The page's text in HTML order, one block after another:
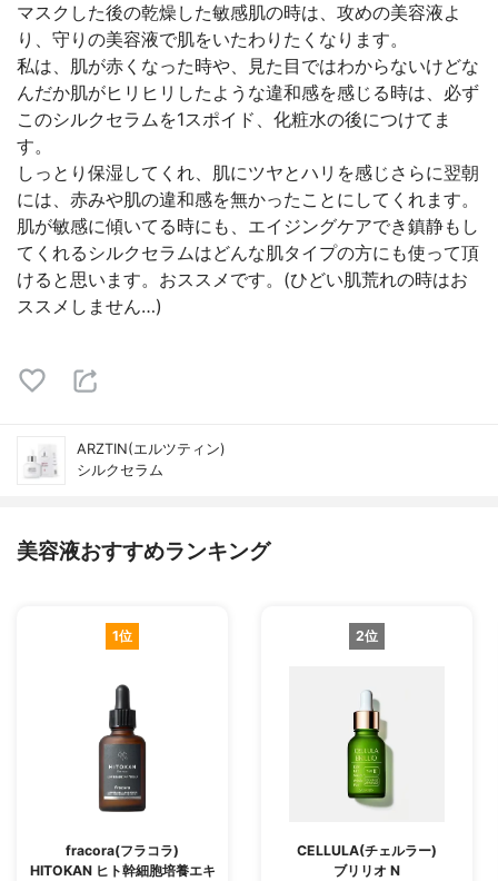
マスクした後の乾燥した敏感肌の時は、攻めの美容液よ
り、守りの美容液で肌をいたわりたくなります。
私は、肌が赤くなった時や、見た目ではわからないけどな
んだか肌がヒリヒリしたような違和感を感じる時は、必ず
このシルクセラムを1スポイド、化粧水の後につけてま
す。
しっとり保湿してくれ、肌にツヤとハリを感じさらに翌朝
には、赤みや肌の違和感を無かったことにしてくれます。
肌が敏感に傾いてる時にも、エイジングケアでき鎮静もし
てくれるシルクセラムはどんな肌タイプの方にも使って頂
けると思います。おススメです。(ひどい肌荒れの時はお
ススメしません…)
ARZTIN(エルツティン)
シルクセラム
美容液おすすめランキング
1位
fracora(フラコラ)
HITOKAN ヒト幹細胞培養エキ
2位
CELLULA(チェルラー)
ブリリオ N